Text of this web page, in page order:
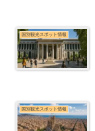
国別観光スポット情報
国別観光スポット情報